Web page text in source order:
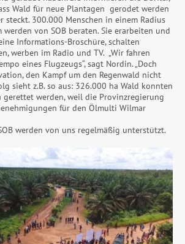
Wald für neue Plantagen gerodet werden
300.000 Menschen in einem Radius
von SOB beraten. Sie erarbeiten und
Informations-Broschüre, schalten
werben im Radio und TV. „Wir fahren
eines Flugzeugs“, sagt Nordin. „Doch
den Kampf um den Regenwald nicht
sieht z.B. so aus: 326.000 ha Wald konnten
gerettet werden, weil die Provinzregierung
für den Ölmulti Wilmar
werden von uns regelmäßig unterstützt.